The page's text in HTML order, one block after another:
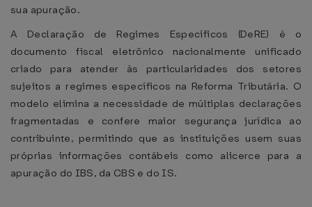
sua apuração.
A Declaração de Regimes Específicos (DeRE) é o
documento fiscal eletrônico nacionalmente unificado
criado para atender às particularidades dos setores
sujeitos a regimes específicos na Reforma Tributária. O
modelo elimina a necessidade de múltiplas declarações
fragmentadas e confere maior segurança jurídica ao
contribuinte, permitindo que as instituições usem suas
próprias informações contábeis como alicerce para a
apuração do IBS, da CBS e do IS.